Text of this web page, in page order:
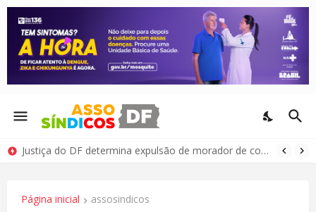
Justiça do DF determina expulsão de morador de condomínio por comportamento antissocial
Página inicial assosindicos